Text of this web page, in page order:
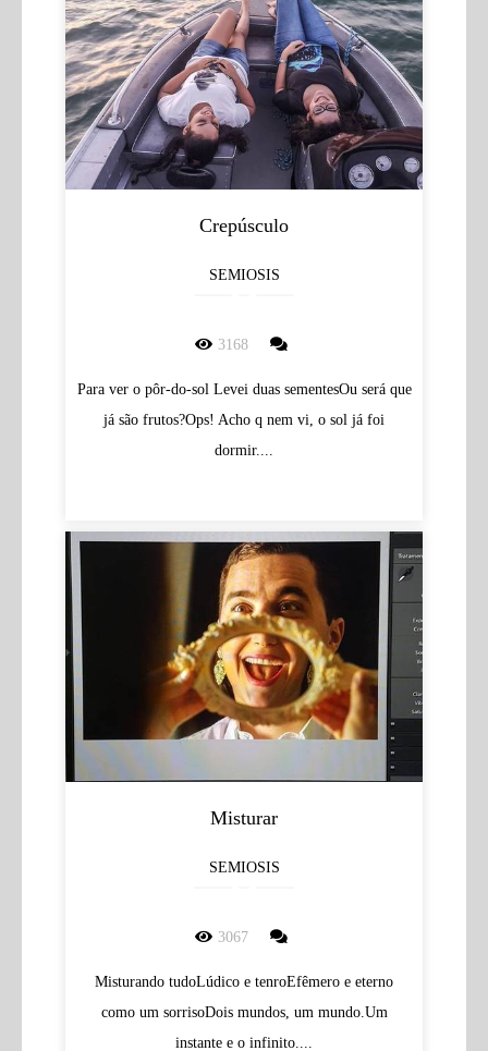
Crepúsculo
SEMIOSIS
3168
Para ver o pôr-do-sol Levei duas sementesOu será que
já são frutos?Ops! Acho q nem vi, o sol já foi
dormir....
Misturar
SEMIOSIS
3067
Misturando tudoLúdico e tenroEfêmero e eterno
como um sorrisoDois mundos, um mundo.Um
instante e o infinito....